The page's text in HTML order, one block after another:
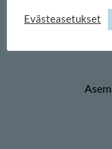
Evästeasetukset